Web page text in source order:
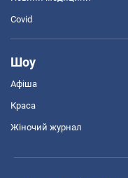
Covid
Шоу
Афіша
Краса
Жіночий журнал